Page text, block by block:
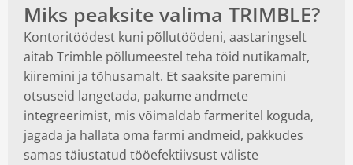
Miks peaksite valima TRIMBLE?
Kontoritöödest kuni põllutöödeni, aastaringselt
aitab Trimble põllumeestel teha töid nutikamalt,
kiiremini ja tõhusamalt. Et saaksite paremini
otsuseid langetada, pakume andmete
integreerimist, mis võimaldab farmeritel koguda,
jagada ja hallata oma farmi andmeid, pakkudes
samas täiustatud tööefektiivsust väliste